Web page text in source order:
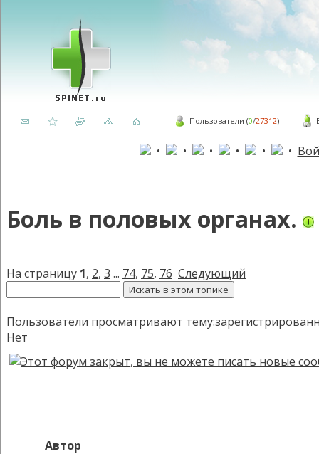
Пользователи (0/27312)
• • • • • •
Боль в половых органах.
На страницу 1, 2, 3 ... 74, 75, 76 Следующий
Пользователи просматривают
Нет
Автор